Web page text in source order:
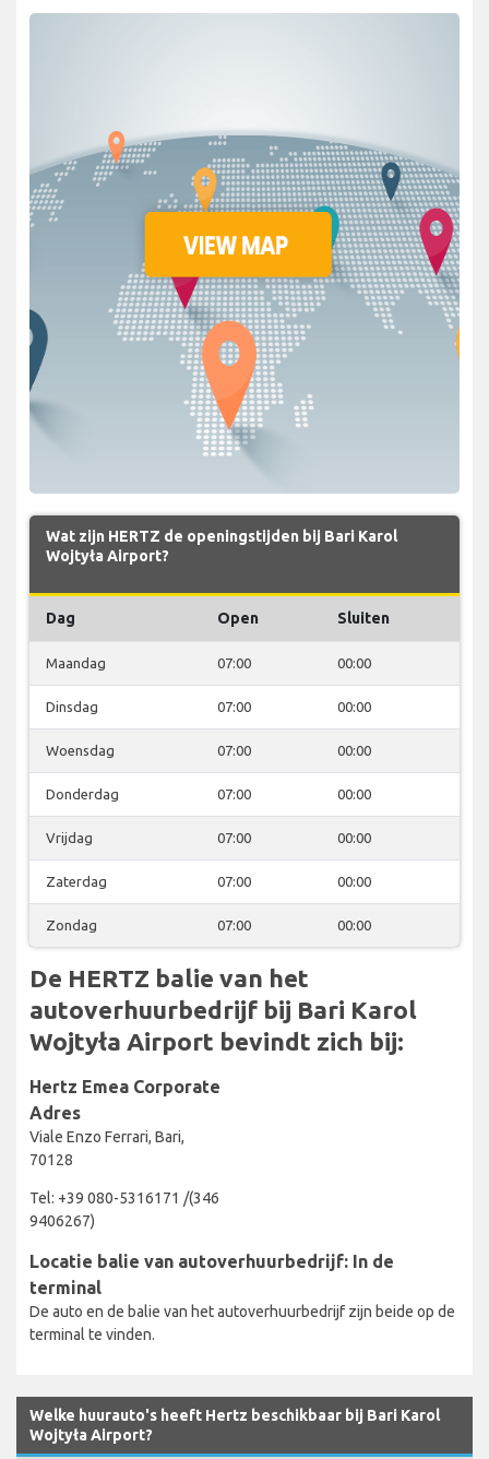
Wat zijn HERTZ de openingstijden bij Bari Karol
Wojtyła Airport?
Dag Open Sluiten
Maandag 07:00 00:00
Dinsdag 07:00 00:00
Woensdag 07:00 00:00
Donderdag 07:00 00:00
Vrijdag 07:00 00:00
Zaterdag 07:00 00:00
Zondag 07:00 00:00
De HERTZ balie van het
autoverhuurbedrijf bij Bari Karol
Wojtyła Airport bevindt zich bij:
Hertz Emea Corporate
Adres
Viale Enzo Ferrari, Bari,
70128
Tel: +39 080-5316171 /(346
9406267)
Locatie balie van autoverhuurbedrijf: In de
terminal
De auto en de balie van het autoverhuurbedrijf zijn beide op de
terminal te vinden.
Welke huurauto's heeft Hertz beschikbaar bij Bari Karol
Wojtyła Airport?